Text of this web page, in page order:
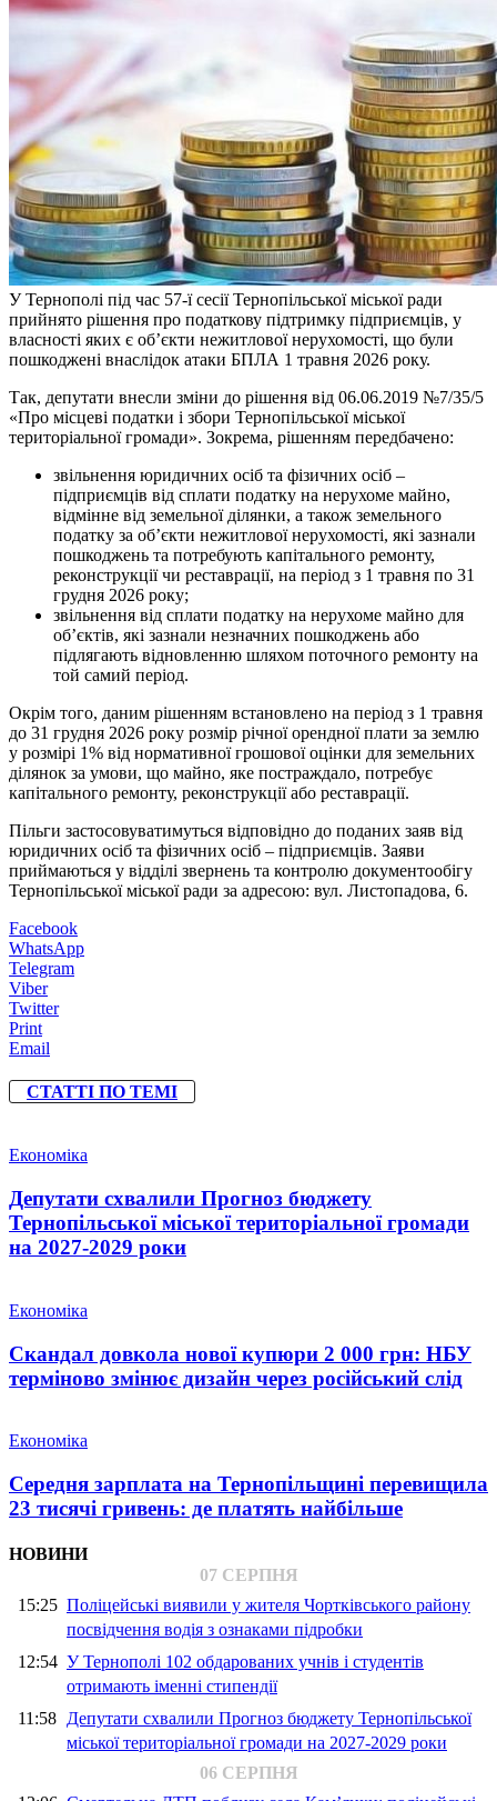
У Тернополі під час 57-ї сесії Тернопільської міської ради
прийнято рішення про податкову підтримку підприємців, у
власності яких є об’єкти нежитлової нерухомості, що були
пошкоджені внаслідок атаки БПЛА 1 травня 2026 року.
Так, депутати внесли зміни до рішення від 06.06.2019 №7/35/5
«Про місцеві податки і збори Тернопільської міської
територіальної громади». Зокрема, рішенням передбачено:
звільнення юридичних осіб та фізичних осіб –
підприємців від сплати податку на нерухоме майно,
відмінне від земельної ділянки, а також земельного
податку за об’єкти нежитлової нерухомості, які зазнали
пошкоджень та потребують капітального ремонту,
реконструкції чи реставрації, на період з 1 травня по 31
грудня 2026 року;
звільнення від сплати податку на нерухоме майно для
об’єктів, які зазнали незначних пошкоджень або
підлягають відновленню шляхом поточного ремонту на
той самий період.
Окрім того, даним рішенням встановлено на період з 1 травня
до 31 грудня 2026 року розмір річної орендної плати за землю
у розмірі 1% від нормативної грошової оцінки для земельних
ділянок за умови, що майно, яке постраждало, потребує
капітального ремонту, реконструкції або реставрації.
Пільги застосовуватимуться відповідно до поданих заяв від
юридичних осіб та фізичних осіб – підприємців. Заяви
приймаються у відділі звернень та контролю документообігу
Тернопільської міської ради за адресою: вул. Листопадова, 6.
Facebook
WhatsApp
Telegram
Viber
Twitter
Print
Email
СТАТТІ ПО ТЕМІ
Економіка
Депутати схвалили Прогноз бюджету
Тернопільської міської територіальної громади
на 2027-2029 роки
Економіка
Скандал довкола нової купюри 2 000 грн: НБУ
терміново змінює дизайн через російський слід
Економіка
Середня зарплата на Тернопільщині перевищила
23 тисячі гривень: де платять найбільше
НОВИНИ
07 СЕРПНЯ
15:25 Поліцейські виявили у жителя Чортківського району
посвідчення водія з ознаками підробки
12:54 У Тернополі 102 обдарованих учнів і студентів
отримають іменні стипендії
11:58 Депутати схвалили Прогноз бюджету Тернопільської
міської територіальної громади на 2027-2029 роки
06 СЕРПНЯ